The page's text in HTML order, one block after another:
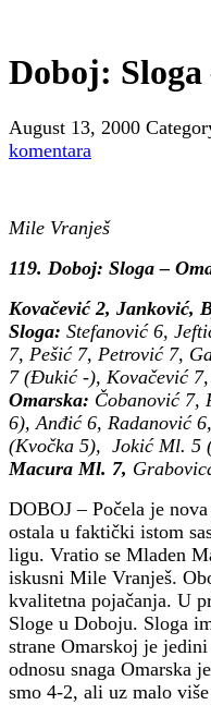
Doboj:
August 13, 2000
komentara
Mile Vranješ
119. Doboj: Sloga –
Kovačević 2, Janković,
Sloga: Stefanović 6,
7, Pešić 7, Petrović 7,
7 (Đukić -), Kovačević
Omarska: Čobanović 7,
6), Anđić 6, Radanović
(Kvočka 5), Jokić Ml. 5
Macura Ml. 7,
DOBOJ – Počela je
ostala u faktički istom
ligu. Vratio se Mladen
iskusni Mile Vranješ.
kvalitetna pojačanja. U
Sloge u Doboju. Sloga
strane Omarskoj je
odnosu snaga Omarska
smo 4-2, ali uz malo